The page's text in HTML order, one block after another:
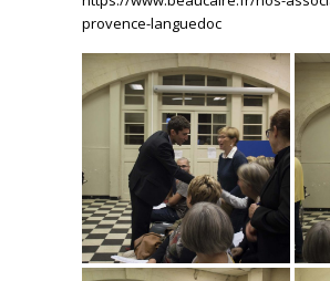
provence-languedoc